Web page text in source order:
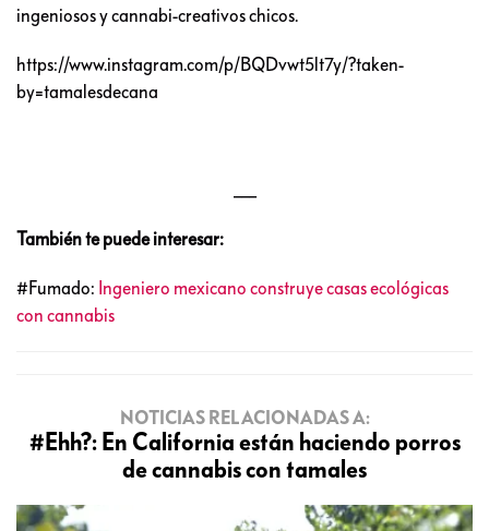
ingeniosos y cannabi-creativos chicos.
https://www.instagram.com/p/BQDvwt5lt7y/?taken-
by=tamalesdecana
También te puede interesar:
#Fumado: Ingeniero mexicano construye casas ecológicas
con cannabis
NOTICIAS RELACIONADAS A:
#Ehh?: En California están haciendo porros
de cannabis con tamales